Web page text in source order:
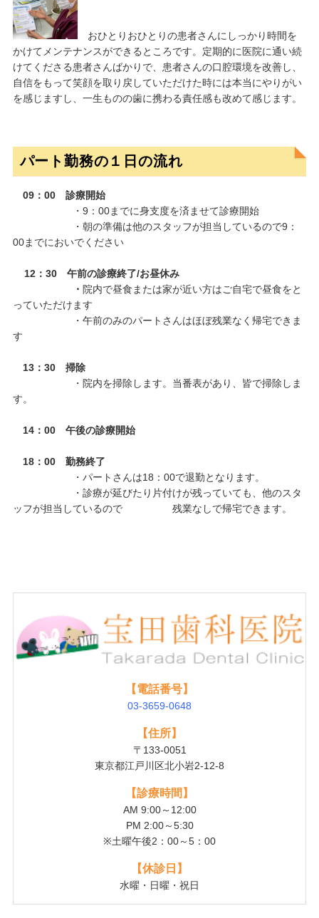
おひとりおひとりの患者さんにしっかり時間を
かけてメンテナンスができるところです。定期的に医院に通い続
けてくださる患者さんばかりで、患者さんの口腔環境を改善し、
自信をもって笑顔を取り戻していただけた時には本当にやりがい
を感じますし、一生ものの歯に携わる責任感も改めて感じます。
パート勤務の１日の流れ
09：00 診療開始
・9：00までに身支度を済ませて診療開始
・朝の準備は他のスタッフが担当しているので9：
00までにおいでください
12：30 午前の診療終了/お昼休み
・ 院内で昼食または家が近い方はご自宅で昼食をと
っていただけます
・午前のみのパートさんはほぼ残業なく帰宅できま
す
13：30 掃除
・院内を掃除します。当番表があり、皆で掃除しま
す。
14：00 午後の診療開始
18：00 勤務終了
・パートさんは18：00で退勤となります。
・診療が延びたり片付けが残っていても、他のスタ
ッフが担当しているので 残業なしで帰宅できます。
【電話番号】
03-3659-0648
【住所】
〒133-0051
東京都江戸川区北小岩2-12-8
【診療時間】
AM 9:00～12:00
PM 2:00～5:30
※土曜午後2：00～5：00
【休診日】
水曜・日曜・祝日